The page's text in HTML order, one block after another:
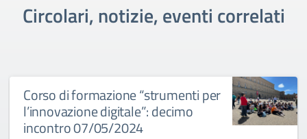
Circolari, notizie, eventi correlati
Corso di formazione “strumenti per
l’innovazione digitale”: decimo
incontro 07/05/2024